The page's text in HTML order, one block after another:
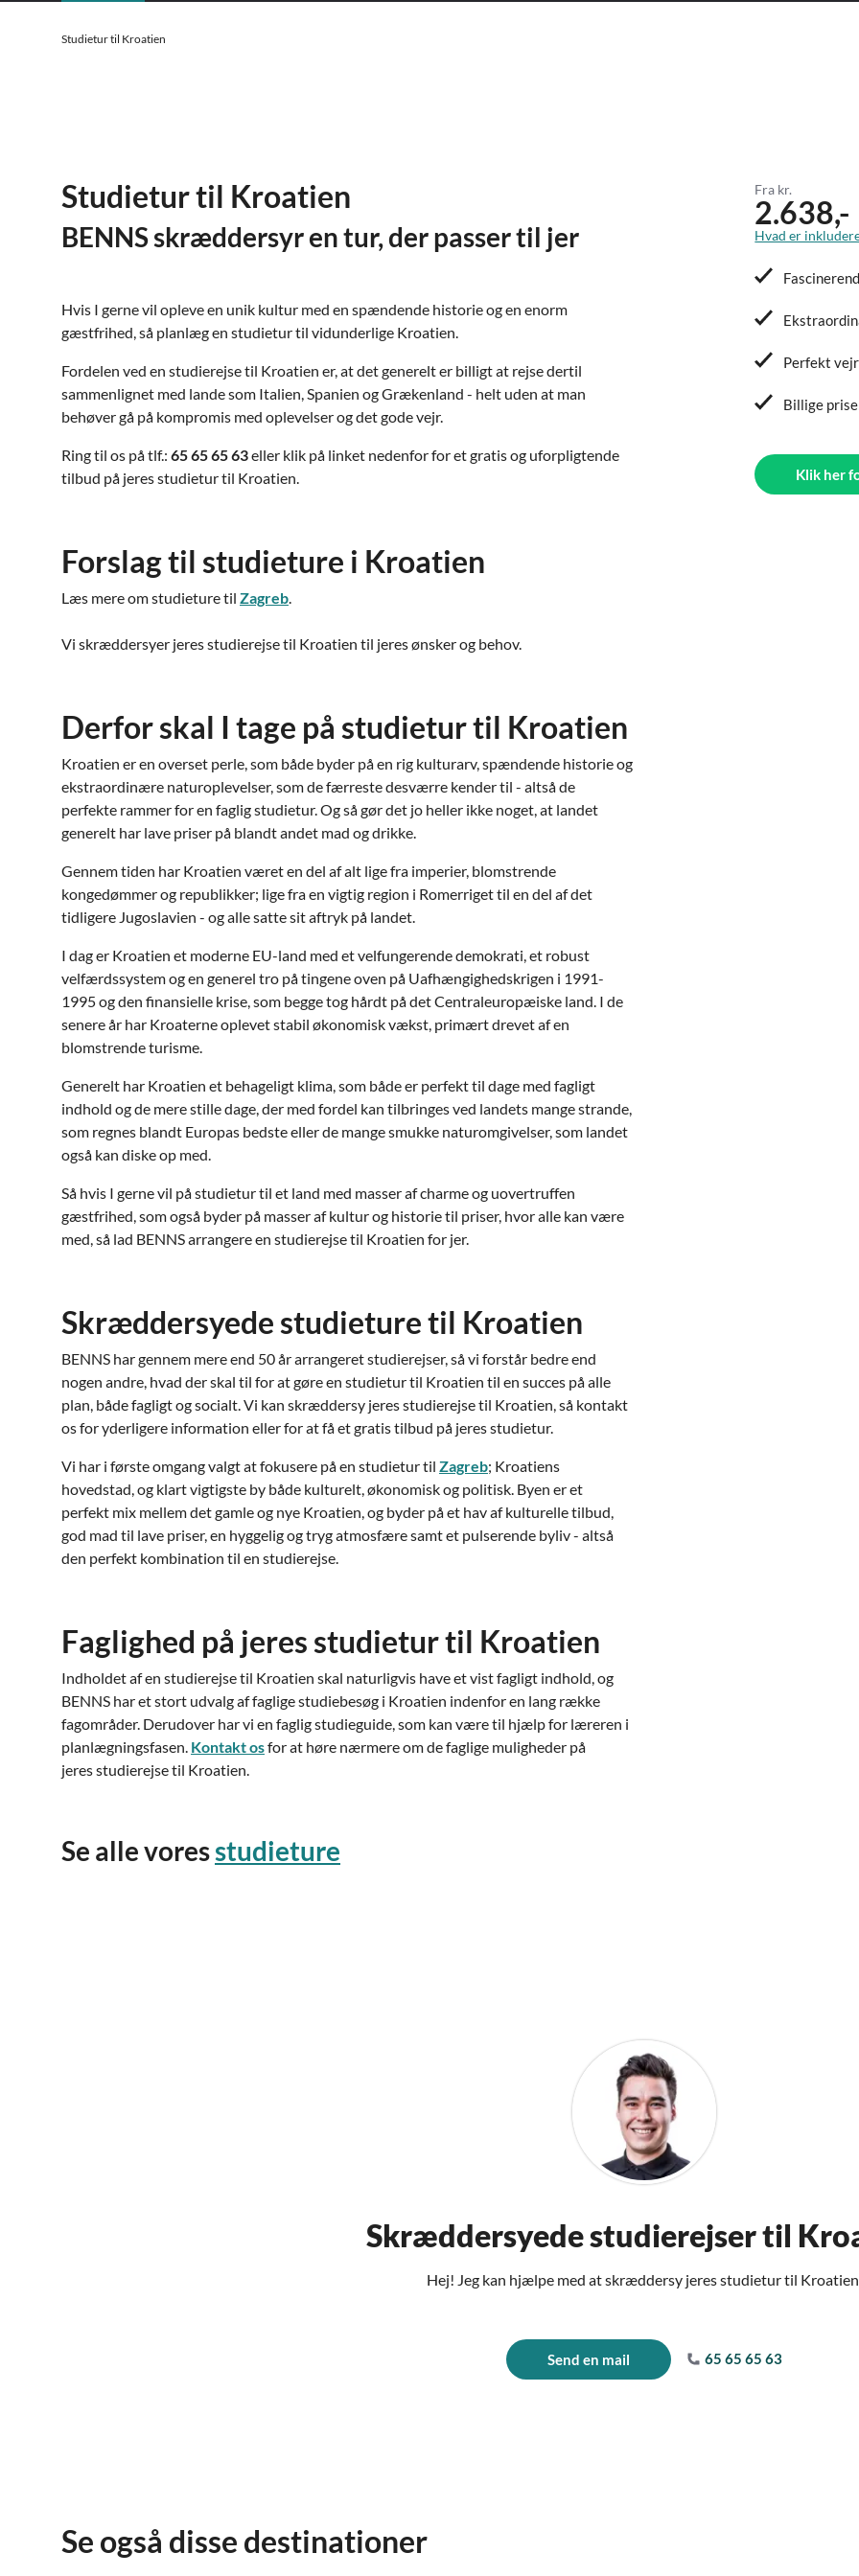
Studietur til Kroatien
Studietur til Kroatien
BENNS skræddersyr en tur, der passer til jer
Hvis I gerne vil opleve en unik kultur med en spændende historie og en enorm
gæstfrihed, så planlæg en studietur til vidunderlige Kroatien.
Fordelen ved en studierejse til Kroatien er, at det generelt er billigt at rejse dertil
sammenlignet med lande som Italien, Spanien og Grækenland - helt uden at man
behøver gå på kompromis med oplevelser og det gode vejr.
Ring til os på tlf.: 65 65 65 63eller klik på linket nedenfor for et gratis og uforpligtende
tilbud på jeres studietur til Kroatien.
Forslag til studieture i Kroatien
Læs mere om studieture til Zagreb.
Vi skræddersyer jeres studierejse til Kroatien til jeres ønsker og behov.
Derfor skal I tage på studietur til Kroatien
Kroatien er en overset perle, som både byder på en rig kulturarv, spændende historie og
ekstraordinære naturoplevelser, som de færreste desværre kender til - altså de
perfekte rammer for en faglig studietur. Og så gør det jo heller ikke noget, at landet
generelt har lave priser på blandt andet mad og drikke.
Gennem tiden har Kroatien været en del af alt lige fra imperier, blomstrende
kongedømmer og republikker; lige fra en vigtig region i Romerriget til en del af det
tidligere Jugoslavien - og alle satte sit aftryk på landet.
I dag er Kroatien et moderne EU-land med et velfungerende demokrati, et robust
velfærdssystem og en generel tro på tingene oven på Uafhængighedskrigen i 1991-
1995 og den finansielle krise, som begge tog hårdt på det Centraleuropæiske land. I de
senere år har Kroaterne oplevet stabil økonomisk vækst, primært drevet af en
blomstrende turisme.
Generelt har Kroatien et behageligt klima, som både er perfekt til dage med fagligt
indhold og de mere stille dage, der med fordel kan tilbringes ved landets mange strande,
som regnes blandt Europas bedste eller de mange smukke naturomgivelser, som landet
også kan diske op med.
Så hvis I gerne vil på studietur til et land med masser af charme og uovertruffen
gæstfrihed, som også byder på masser af kultur og historie til priser, hvor alle kan være
med, så lad BENNS arrangere en studierejse til Kroatien for jer.
Skræddersyede studieture til Kroatien
BENNS har gennem mere end 50 år arrangeret studierejser, så vi forstår bedre end
nogen andre, hvad der skal til for at gøre en studietur til Kroatien til en succes på alle
plan, både fagligt og socialt. Vi kan skræddersy jeres studierejse til Kroatien, så kontakt
os for yderligere information eller for at få et gratis tilbud på jeres studietur.
Vi har i første omgang valgt at fokusere på en studietur til Zagreb; Kroatiens
hovedstad, og klart vigtigste by både kulturelt, økonomisk og politisk. Byen er et
perfekt mix mellem det gamle og nye Kroatien, og byder på et hav af kulturelle tilbud,
god mad til lave priser, en hyggelig og tryg atmosfære samt et pulserende byliv - altså
den perfekt kombination til en studierejse.
Faglighed på jeres studietur til Kroatien
Indholdet af en studierejse til Kroatien skal naturligvis have et vist fagligt indhold, og
BENNS har et stort udvalg af faglige studiebesøg i Kroatien indenfor en lang række
fagområder. Derudover har vi en faglig studieguide, som kan være til hjælp for læreren i
planlægningsfasen. Kontakt osfor at høre nærmere om de faglige muligheder på
jeres studierejse til Kroatien.
Se alle voresstudieture
Fra kr.
2.638,-
Hvad er
Perfekt
Billige
Klik her
Skræddersyede studierejser til
Hej! Jeg kan hjælpe med at skræddersy jeres studietur til
Send en mail 65 65 65 63
Se også disse destinationer